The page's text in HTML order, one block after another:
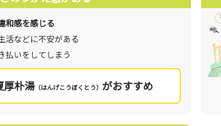
気分」「気持ち」という言葉にも使われるように、気分
いだよ”となだめられることもありますが、まさしくその通
」と捉えます。「気」の巡りが良いと気分や体調がスッ
情緒が安定しづらくなり様々な不定愁訴が現れます。
乱れた「気」の巡りを整え、それに伴う身体のバランス
安」「不眠」「のどのつかえ感」などの ”なんとなく不調
も一緒に働きかけられるためストレスと上手く向き合う
チェックしてみませんか。よりチェックの多いものや、一
。
和感を感じる
活などに不安がある
払いをしてしまう
厚朴湯（はんげこうぼくとう） がおすすめ